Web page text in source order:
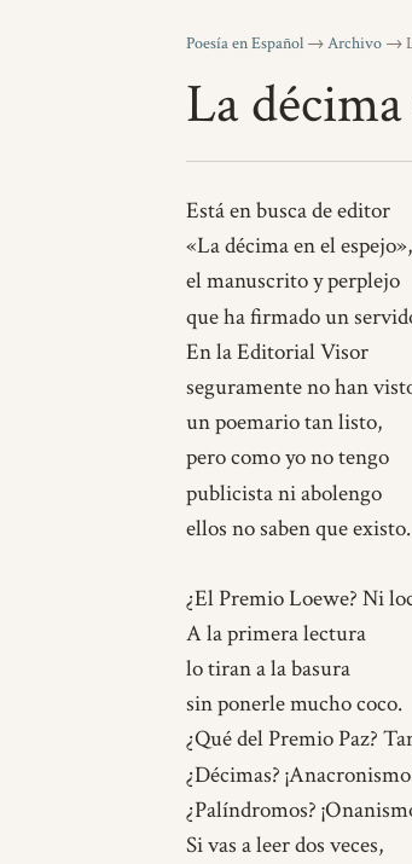
Poesía en Español →Archivo →
La
Está en busca de editor
«La décima en el espejo»,
el manuscrito y perplejo
que ha firmado un
En la Editorial Visor
seguramente no han
un poemario tan listo,
pero como yo no tengo
publicista ni abolengo
ellos no saben que existo.
¿El Premio Loewe? Ni
A la primera lectura
lo tiran a la basura
sin ponerle mucho coco.
¿Qué del Premio Paz?
¿Décimas?
¿Palíndromos?
Si vas a leer dos veces,